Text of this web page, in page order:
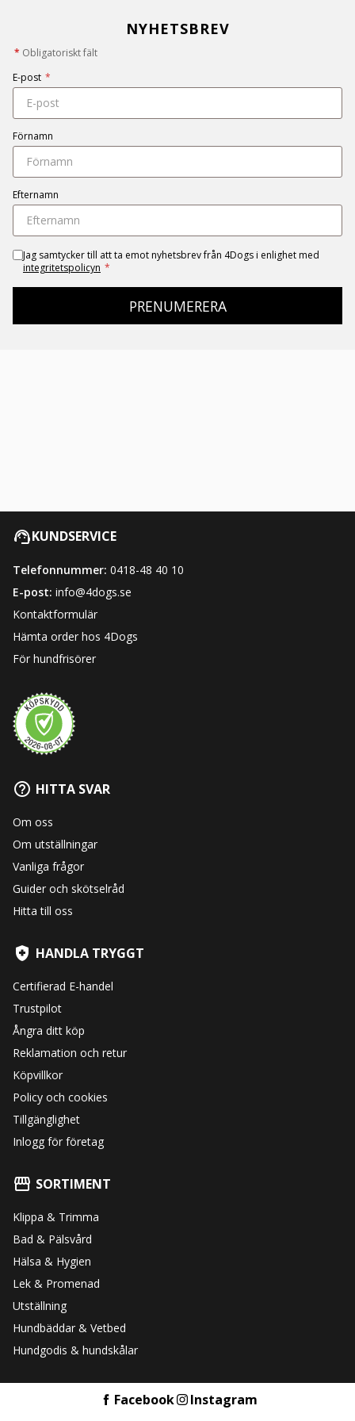
NYHETSBREV
* Obligatoriskt fält
E-post *
Förnamn
Efternamn
Jag samtycker till att ta emot nyhetsbrev från 4Dogs i enlighet med
integritetspolicyn *
PRENUMERERA
KUNDSERVICE
Telefonnummer: 0418-48 40 10
E-post: info@4dogs.se
Kontaktformulär
Hämta order hos 4Dogs
För hundfrisörer
HITTA SVAR
Om oss
Om utställningar
Vanliga frågor
Guider och skötselråd
Hitta till oss
HANDLA TRYGGT
Certifierad E-handel
Trustpilot
Ångra ditt köp
Reklamation och retur
Köpvillkor
Policy och cookies
Tillgänglighet
Inlogg för företag
SORTIMENT
Klippa & Trimma
Bad & Pälsvård
Hälsa & Hygien
Lek & Promenad
Utställning
Hundbäddar & Vetbed
Hundgodis & hundskålar
Facebook Instagram